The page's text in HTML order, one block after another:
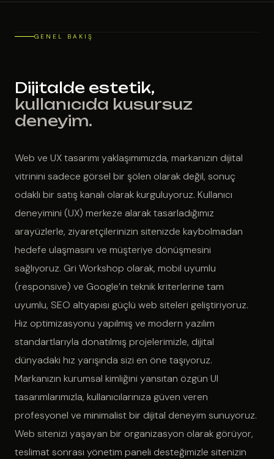
GENEL BAKIŞ
Dijitalde estetik,
kullanıcıda kusursuz
deneyim.
Web ve UX tasarımı yaklaşımımızda, markanızın dijital
vitrinini sadece görsel bir şölen olarak değil, sonuç
odaklı bir satış kanalı olarak kurguluyoruz. Kullanıcı
deneyimini (UX) merkeze alarak tasarladığımız
arayüzlerle, ziyaretçilerinizin sitenizde kaybolmadan
hedefe ulaşmasını ve müşteriye dönüşmesini
sağlıyoruz. Gri Workshop olarak, mobil uyumlu
(responsive) ve Google’ın teknik kriterlerine tam
uyumlu, SEO altyapısı güçlü web siteleri geliştiriyoruz.
Hız optimizasyonu yapılmış ve modern yazılım
standartlarıyla donatılmış projelerimizle, dijital
dünyadaki hız yarışında sizi en öne taşıyoruz.
Markanızın kurumsal kimliğini yansıtan özgün UI
tasarımlarımızla, kullanıcılarınıza güven veren
profesyonel ve minimalist bir dijital deneyim sunuyoruz.
Web sitenizi yaşayan bir organizasyon olarak görüyor,
teslimat sonrası yönetim paneli desteğimizle sitenizin